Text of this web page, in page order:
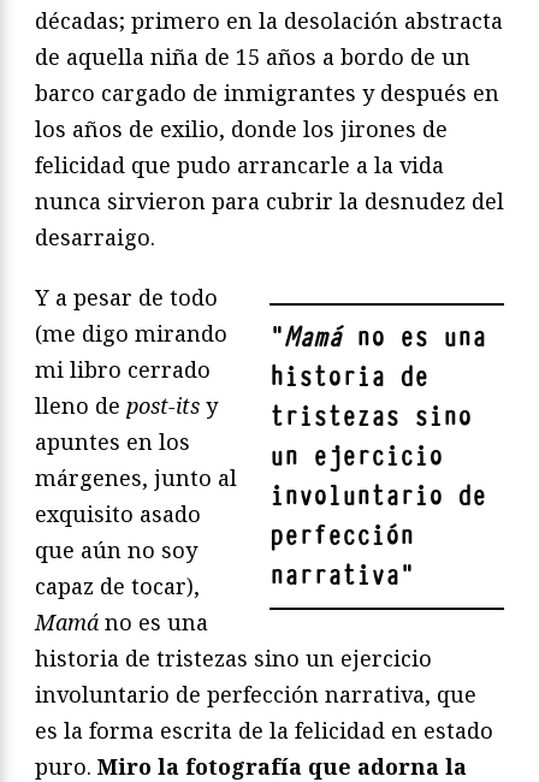
décadas; primero en la desolación abstracta
de aquella niña de 15 años a bordo de un
barco cargado de inmigrantes y después en
los años de exilio, donde los jirones de
felicidad que pudo arrancarle a la vida
nunca sirvieron para cubrir la desnudez del
desarraigo.
"Mamáno es una
historia de
tristezas sino
un ejercicio
involuntario de
perfección
narrativa"
Y a pesar de todo
(me digo mirando
mi libro cerrado
lleno de post-its y
apuntes en los
márgenes, junto al
exquisito asado
que aún no soy
capaz de tocar),
Mamá no es una
historia de tristezas sino un ejercicio
involuntario de perfección narrativa, que
es la forma escrita de la felicidad en estado
puro. Miro la fotografía que adorna la